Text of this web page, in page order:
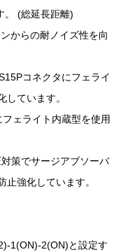
。 (総延長距離)
からの耐ノイズ性を向
コネクタにフェライ
しています。
ェライト内蔵型を使用
策でサージアブソーバ
止強化しています。
1(ON)-2(ON)と設定す